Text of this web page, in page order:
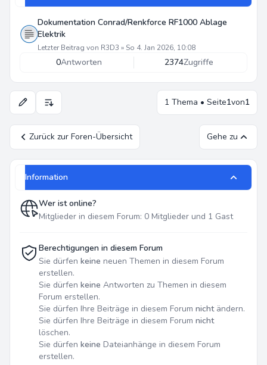
Dokumentation Conrad/Renkforce RF1000 Ablage
Elektrik
Letzter Beitrag von R3D3 » So 4. Jan 2026, 10:08
0Antworten 2374Zugriffe
Anzeige- und Sortierungs-Einstellungen1 Thema • Seite1von1
Zurück zur Foren-Übersicht Gehe zu
Information
Wer ist online?
Mitglieder in diesem Forum: 0 Mitglieder und 1 Gast
Berechtigungen in diesem Forum
Sie dürfen keine neuen Themen in diesem Forum
erstellen.
Sie dürfen keine Antworten zu Themen in diesem
Forum erstellen.
Sie dürfen Ihre Beiträge in diesem Forum nichtändern.
Sie dürfen Ihre Beiträge in diesem Forum nicht
löschen.
Sie dürfen keine Dateianhänge in diesem Forum
erstellen.